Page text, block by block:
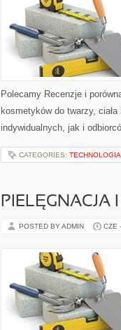
Polecamy Recenzje i
kosmetyków do twarzy,
indywidualnych, jak i
CATEGORIES:
PIELĘGNACJA
POSTED BY ADMIN CZE